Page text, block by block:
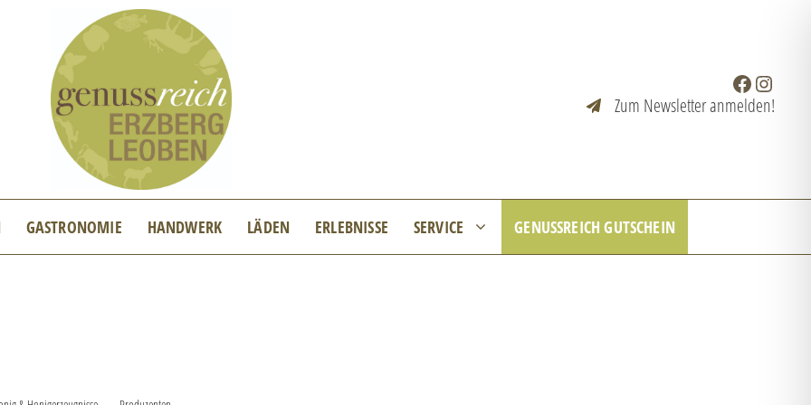
Facebook
Zum Newsletter anmelden!
GASTRONOMIE HANDWERK LÄDEN ERLEBNISSE SERVICE GENUSSREICH GUTSCHEIN